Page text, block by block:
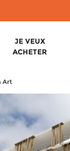
JE VEUX
ACHETER
Art